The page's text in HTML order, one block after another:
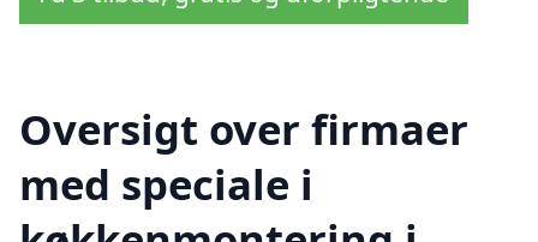
Oversigt over firmaer
med speciale i